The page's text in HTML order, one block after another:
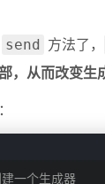
send 方法了，
，从而改变生
一个生成器